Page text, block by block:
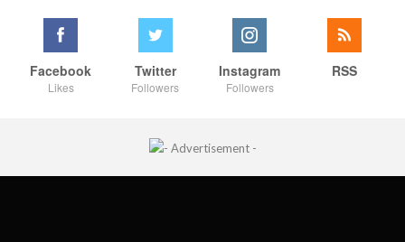
Facebook
Likes
Twitter
Followers
Instagram
Followers
RSS